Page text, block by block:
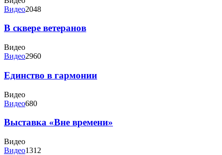
Видео2048
В сквере ветеранов
Видео
Видео2960
Единство в гармонии
Видео
Видео680
Выставка «Вне времени»
Видео
Видео1312